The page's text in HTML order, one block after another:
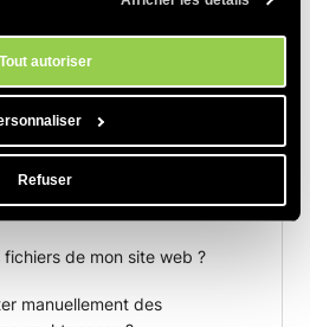
Tout autoriser
Refuser
des dossiers avec les
?
des gestionnaires Apache ?
Imagick (ImageMagick) ?
de mon site web ?
manuellement des